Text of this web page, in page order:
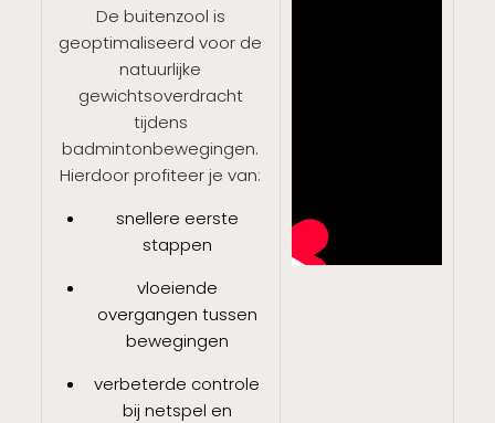
De buitenzool is
geoptimaliseerd voor de
natuurlijke
gewichtsoverdracht
tijdens
badmintonbewegingen.
Hierdoor profiteer je van:
snellere eerste
stappen
vloeiende
overgangen tussen
bewegingen
verbeterde controle
bij netspel en